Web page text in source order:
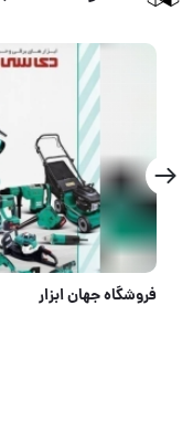
کیت ۳ عددی آمازون